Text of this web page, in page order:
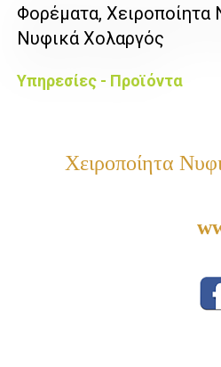
Φορέματα,
Νυφικά Χολαργός
Υπηρεσίες - Προϊόντα
Χειροποίητα